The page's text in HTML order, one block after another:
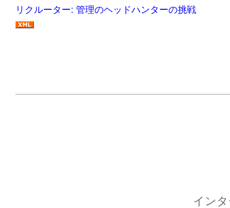
リクルーター: 管理のヘッドハンターの挑戦
イン